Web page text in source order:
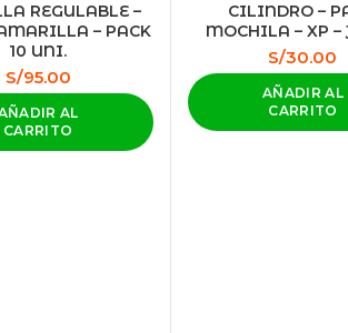
REGULABLE –
– PACK
10 UNI.
S/95.00
AL
CARRITO
CILINDRO –
MOCHILA – XP –
S/30.00
AÑADIR AL
CARRITO